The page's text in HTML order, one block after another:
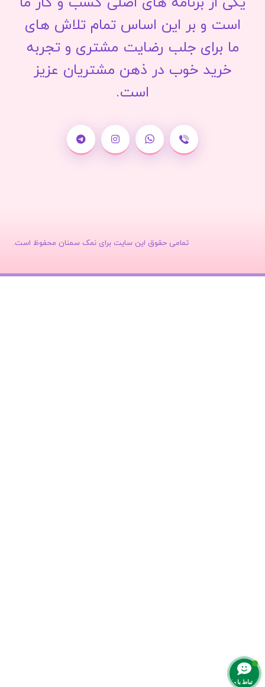
های خود را در زمینه فروش و صادرات
انواع نمک آغاز کرد. خدمات مشتری
یکی از برنامه های اصلی کسب و کار ما
است و بر این اساس تمام تلاش های
ما برای جلب رضایت مشتری و تجربه
خرید خوب در ذهن مشتریان عزیز
است.
ارتباط با ما